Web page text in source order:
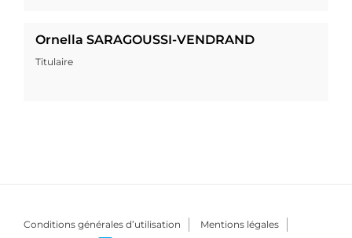
Ornella SARAGOUSSI-VENDRAND
Titulaire
Conditions générales d’utilisation Mentions légales